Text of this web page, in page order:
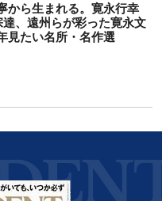
から生まれる。寛永行幸
、遠州らが彩った寛永文
見たい名所・名作選